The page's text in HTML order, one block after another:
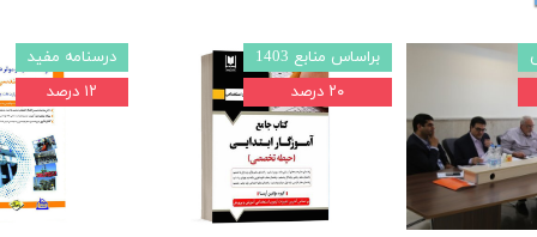
استخدامی 1403
۲۲ درصد
درس و تست